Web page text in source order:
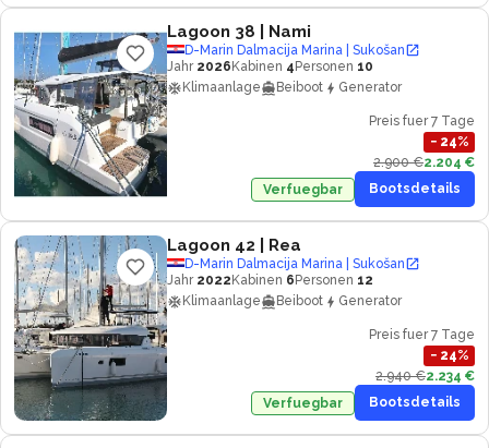
Lagoon 38 | Nami
D-Marin Dalmacija Marina | Sukošan
Jahr 2026 Kabinen 4 Personen 10
Klimaanlage
Beiboot Generator
Preis fuer 7 Tage
− 24%
2.900 €2.204 €
Verfuegbar
Bootsdetails
Lagoon 42 | Rea
D-Marin Dalmacija Marina | Sukošan
Jahr 2022 Kabinen 6 Personen 12
Klimaanlage
Beiboot Generator
Preis fuer 7 Tage
− 24%
2.940 €2.234 €
Verfuegbar
Bootsdetails